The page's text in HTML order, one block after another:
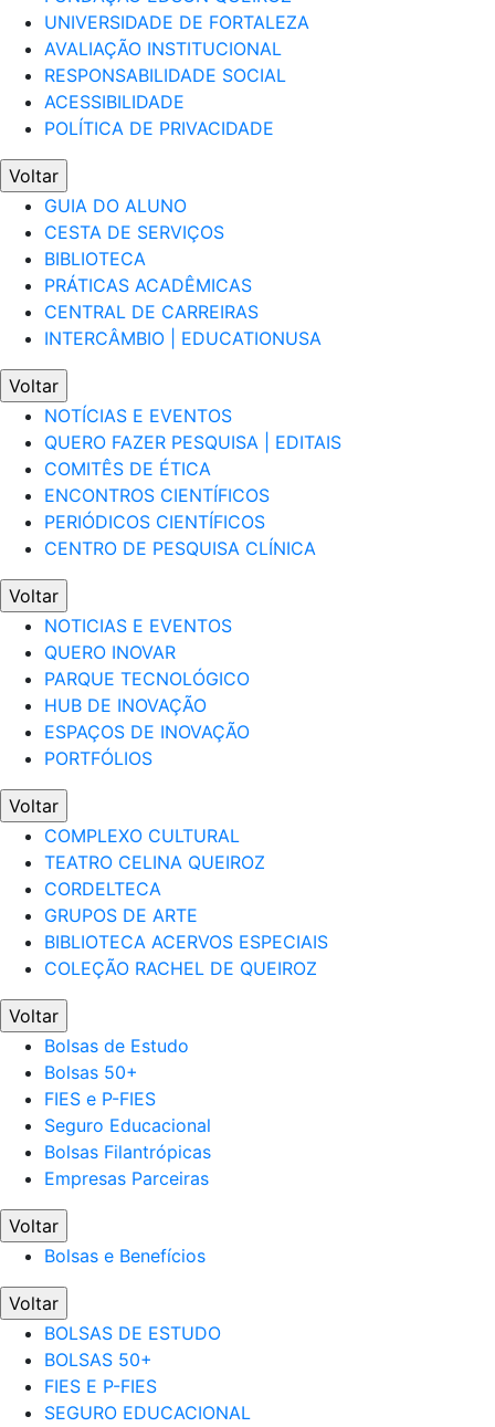
UNIVERSIDADE DE FORTALEZA
AVALIAÇÃO INSTITUCIONAL
RESPONSABILIDADE SOCIAL
ACESSIBILIDADE
POLÍTICA DE PRIVACIDADE
Voltar
GUIA DO ALUNO
CESTA DE SERVIÇOS
BIBLIOTECA
PRÁTICAS ACADÊMICAS
CENTRAL DE CARREIRAS
INTERCÂMBIO | EDUCATIONUSA
Voltar
NOTÍCIAS E EVENTOS
QUERO FAZER PESQUISA | EDITAIS
COMITÊS DE ÉTICA
ENCONTROS CIENTÍFICOS
PERIÓDICOS CIENTÍFICOS
CENTRO DE PESQUISA CLÍNICA
Voltar
NOTICIAS E EVENTOS
QUERO INOVAR
PARQUE TECNOLÓGICO
HUB DE INOVAÇÃO
ESPAÇOS DE INOVAÇÃO
PORTFÓLIOS
Voltar
COMPLEXO CULTURAL
TEATRO CELINA QUEIROZ
CORDELTECA
GRUPOS DE ARTE
BIBLIOTECA ACERVOS ESPECIAIS
COLEÇÃO RACHEL DE QUEIROZ
Voltar
Bolsas de Estudo
Bolsas 50+
FIES e P-FIES
Seguro Educacional
Bolsas Filantrópicas
Empresas Parceiras
Voltar
Bolsas e Benefícios
Voltar
BOLSAS DE ESTUDO
BOLSAS 50+
FIES E P-FIES
SEGURO EDUCACIONAL